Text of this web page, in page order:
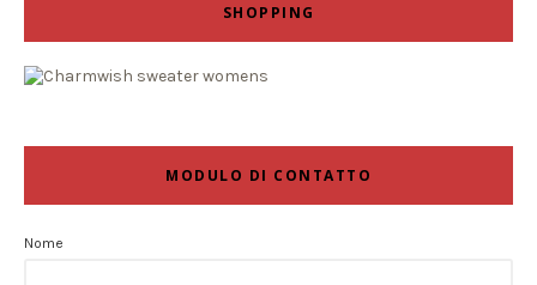
SHOPPING
MODULO DI CONTATTO
Nome